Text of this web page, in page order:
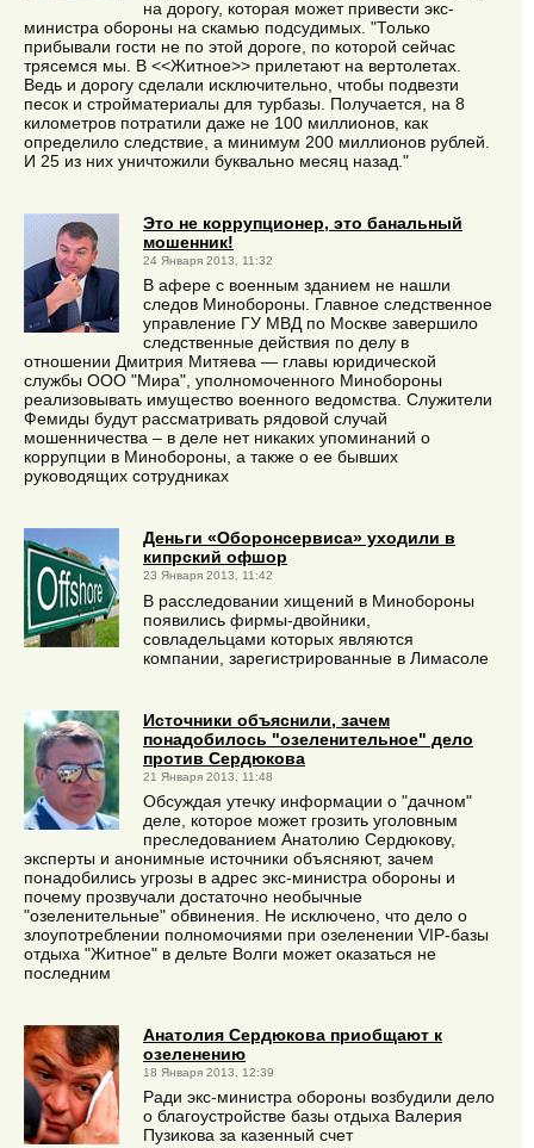
на дорогу, которая может привести экс-
министра обороны на скамью подсудимых. "Только
прибывали гости не по этой дороге, по которой сейчас
трясемся мы. В <<Житное>> прилетают на вертолетах.
Ведь и дорогу сделали исключительно, чтобы подвезти
песок и стройматериалы для турбазы. Получается, на 8
километров потратили даже не 100 миллионов, как
определило следствие, а минимум 200 миллионов рублей.
И 25 из них уничтожили буквально месяц назад."
Это не коррупционер, это банальный
мошенник!
24 Января 2013, 11:32
В афере с военным зданием не нашли
следов Минобороны. Главное следственное
управление ГУ МВД по Москве завершило
следственные действия по делу в
отношении Дмитрия Митяева — главы юридической
службы ООО "Мира", уполномоченного Минобороны
реализовывать имущество военного ведомства. Служители
Фемиды будут рассматривать рядовой случай
мошенничества – в деле нет никаких упоминаний о
коррупции в Минобороны, а также о ее бывших
руководящих сотрудниках
Деньги «Оборонсервиса» уходили в
кипрский офшор
23 Января 2013, 11:42
В расследовании хищений в Минобороны
появились фирмы-двойники,
совладельцами которых являются
компании, зарегистрированные в Лимасоле
Источники объяснили, зачем
понадобилось "озеленительное" дело
против Сердюкова
21 Января 2013, 11:48
Обсуждая утечку информации о "дачном"
деле, которое может грозить уголовным
преследованием Анатолию Сердюкову,
эксперты и анонимные источники объясняют, зачем
понадобились угрозы в адрес экс-министра обороны и
почему прозвучали достаточно необычные
"озеленительные" обвинения. Не исключено, что дело о
злоупотреблении полномочиями при озеленении VIP-базы
отдыха "Житное" в дельте Волги может оказаться не
последним
Анатолия Сердюкова приобщают к
озеленению
18 Января 2013, 12:39
Ради экс-министра обороны возбудили дело
о благоустройстве базы отдыха Валерия
Пузикова за казенный счет